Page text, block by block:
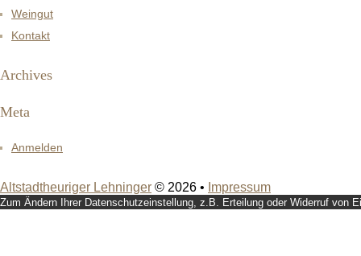
Weingut
Kontakt
Archives
Meta
Anmelden
Altstadtheuriger Lehninger © 2026 • Impressum
Zum Ändern Ihrer Datenschutzeinstellung, z.B. Erteilung oder Widerruf von